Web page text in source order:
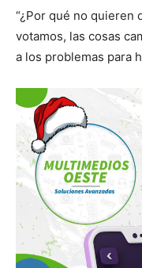
“¿Por qué no quieren
votamos, las cosas
a los problemas para